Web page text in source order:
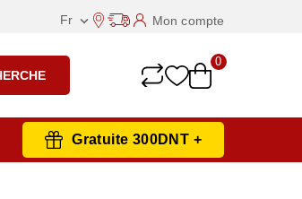
Fr  Mon compte
0
Gratuite 300DNT +